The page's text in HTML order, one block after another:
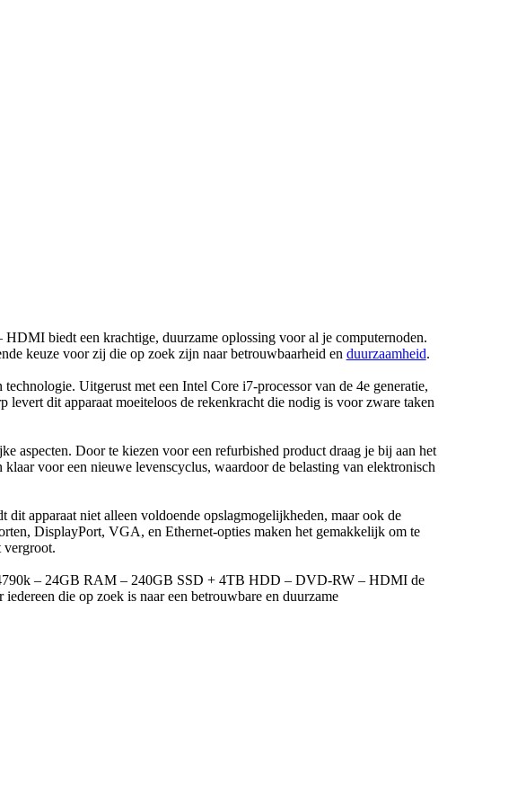
biedt een krachtige, duurzame oplossing voor al je computernoden.
keuze voor zij die op zoek zijn naar betrouwbaarheid en duurzaamheid.
Uitgerust met een Intel Core i7-processor van de 4e generatie,
dit apparaat moeiteloos de rekenkracht die nodig is voor zware taken
aspecten. Door te kiezen voor een refurbished product draag je bij aan het
voor een nieuwe levenscyclus, waardoor de belasting van elektronisch
apparaat niet alleen voldoende opslagmogelijkheden, maar ook de
DisplayPort, VGA, en Ethernet-opties maken het gemakkelijk om te
vergroot.
– 24GB RAM – 240GB SSD + 4TB HDD – DVD-RW – HDMI de
die op zoek is naar een betrouwbare en duurzame